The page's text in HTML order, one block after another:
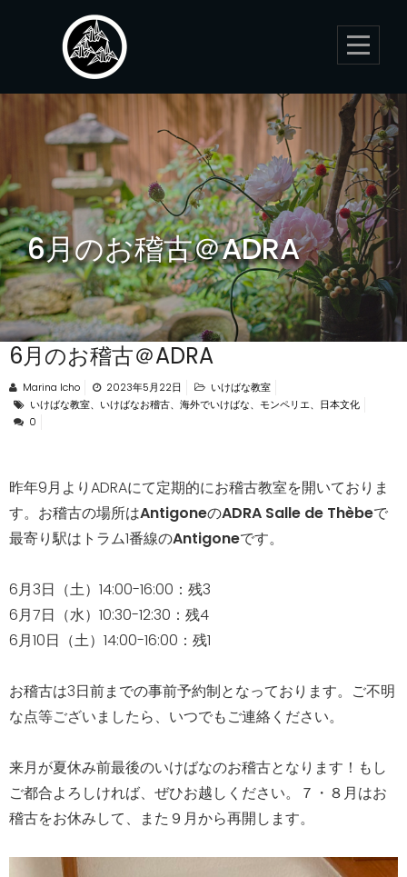
6月のお稽古＠ADRA
6月のお稽古＠ADRA
Marina Icho 2023年5月22日
いけばな教室
いけばな教室、いけばなお稽古、海外でいけばな、モンペリエ、日本文化
0
昨年9月よりADRAにて定期的にお稽古教室を開いておりま
す。お稽古の場所はAntigoneのADRA Salle de Thèbeで
最寄り駅はトラム1番線のAntigoneです。
6月3日（土）14:00-16:00：残3
6月7日（水）10:30-12:30：残4
6月10日（土）14:00-16:00：残1
お稽古は3日前までの事前予約制となっております。ご不明
な点等ございましたら、いつでもご連絡ください。
来月が夏休み前最後のいけばなのお稽古となります！もし
ご都合よろしければ、ぜひお越しください。７・８月はお
稽古をお休みして、また９月から再開します。